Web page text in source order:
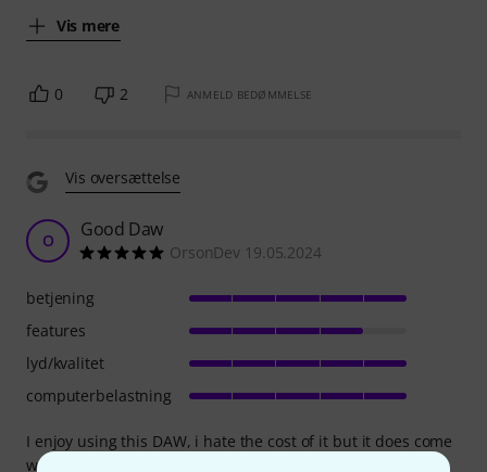
Vis mere
0 2 ANMELD BEDØMMELSE
Vis oversættelse
O Good Daw
OrsonDev 19.05.2024
I enjoy using this DAW, i hate the cost of it but it does come
with a good number of things in the 'pro tools inner circle',
betjening
features
lyd/kvalitet
computerbelastning